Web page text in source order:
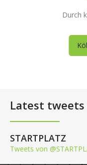
Durch
Latest tweets
STARTPLATZ
Tweets von